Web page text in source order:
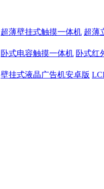
超薄壁挂式触摸一体机 超薄
卧式电容触摸一体机 卧式红
壁挂式液晶广告机安卓版